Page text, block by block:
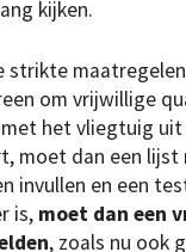
kijken.
strikte
om vrijwillige
met het vliegtuig
moet dan een lijst
invullen en een
is, moet dan een
, zoals nu ook